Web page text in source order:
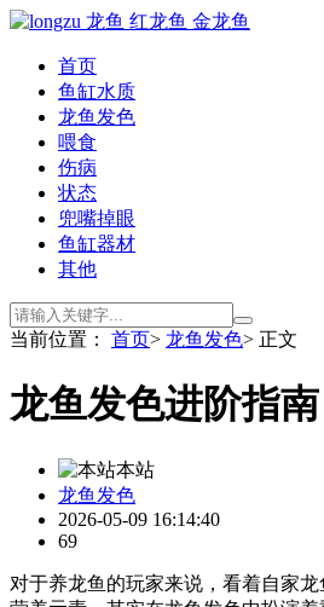
首页
鱼缸水质
龙鱼发色
喂食
伤病
状态
兜嘴掉眼
鱼缸器材
其他
当前位置： 首页> 龙鱼发色> 正文
龙鱼发色进阶指
本站
龙鱼发色
2026-05-09 16:14:40
69
对于养龙鱼的玩家来说，看着自家